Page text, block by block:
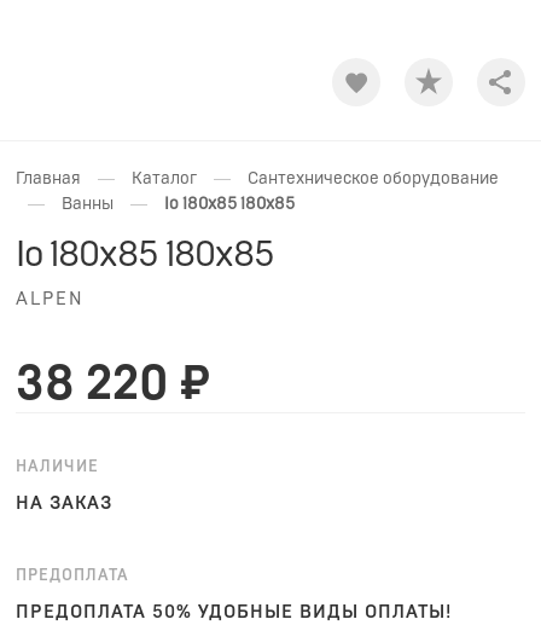
Главная — Каталог — Сантехническое оборудование
— Ванны — Io 180x85 180x85
Io 180x85 180x85
ALPEN
38 220 ₽
НАЛИЧИЕ
НА ЗАКАЗ
ПРЕДОПЛАТА
ПРЕДОПЛАТА 50% УДОБНЫЕ ВИДЫ ОПЛАТЫ!